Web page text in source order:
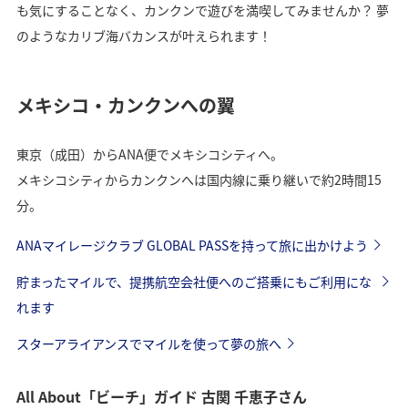
も気にすることなく、カンクンで遊びを満喫してみませんか？ 夢
のようなカリブ海バカンスが叶えられます！
メキシコ・カンクンへの翼
東京（成田）からANA便でメキシコシティへ。
メキシコシティからカンクンへは国内線に乗り継いで約2時間15
分。
ANAマイレージクラブ GLOBAL PASSを持って旅に出かけよう
貯まったマイルで、提携航空会社便へのご搭乗にもご利用にな
れます
スターアライアンスでマイルを使って夢の旅へ
All About「ビーチ」ガイド 古関 千恵子さん